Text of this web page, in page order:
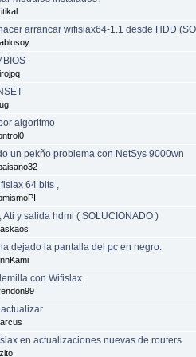
arrancar wifislax64-1.1 desde HDD
algoritmo
un pekño problema con NetSys 9000wn
64 bits ,
Ati y salida hdmi ( SOLUCIONADO )
dejado la pantalla del pc en negro.
con Wifislax
en actualizaciones nuevas de routers